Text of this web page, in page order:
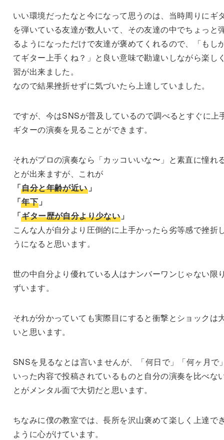
いい環境だったなと今になって思うのは、当時周りにギ
を弾いている友達が数人いて、その友達の中でちょっと
るようになっただけで友達が褒めてくれるので、「もし
てギター上手くね？」と良い意味で勘違いしながら楽し
習が出来ました。
なので結果挫折せずに気づいたら上達していました。
ですが、今はSNSが普及しているので調べるとすぐに上
ギターの演奏を見ることができます。
それがプロの演奏なら「カッコいいな〜」と素直に憧れ
とが出来ますが、これが
「自分と年齢が近い」
「年下 」
「ギター歴が自分より少ない 」
こんな人が自分より圧倒的に上手かったら劣等感で挫折
うになると思います。
世の中自分より優れている人はナンバーワンじゃない限
ずいます。
それが分かっていても実際目にすると衝撃とショックは
いと思います。
SNSを見るなとは言いませんが、「何日で」「何ヶ月で
いった内容で投稿されているものと自分の演奏を比べな
とがメンタル面で大切だと思います。
ちなみに僕の教室では、長所を沢山褒めて楽しく上達で
ように心がけています。